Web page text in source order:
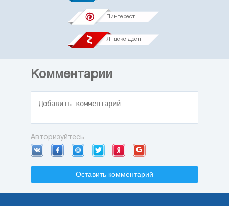
Пинтерест
Яндекс.Дзен
Комментарии
Авторизуйтесь
Оставить комментарий